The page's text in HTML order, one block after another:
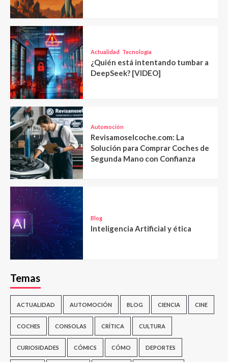
Actualidad Tecnología
¿Quién está intentando tumbar a
DeepSeek? [VIDEO]
Automoción
Revisamoselcoche.com: La
Solución para Comprar Coches de
Segunda Mano con Confianza
Blog
Inteligencia Artificial y ética
Temas
ACTUALIDAD AUTOMOCIÓN BLOG CIENCIA CINE
COCHES CONSOLAS CRÍTICA CULTURA
CURIOSIDADES CÓMICS CÓMO DEPORTES